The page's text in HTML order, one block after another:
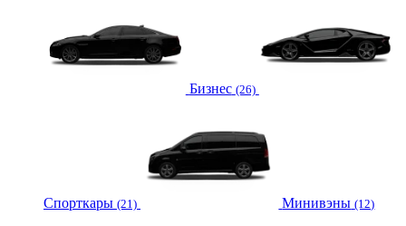
Бизнес (26)
Спорткары (21) Минивэны (12)